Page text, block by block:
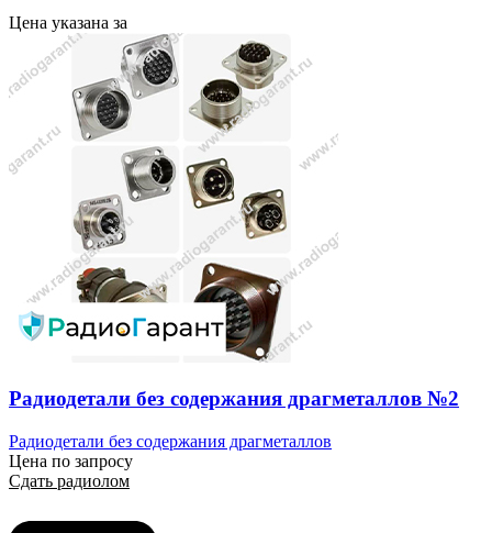
Цена указана за
Радиодетали без содержания драгметаллов №2
Радиодетали без содержания драгметаллов
Цена по запросу
Сдать радиолом